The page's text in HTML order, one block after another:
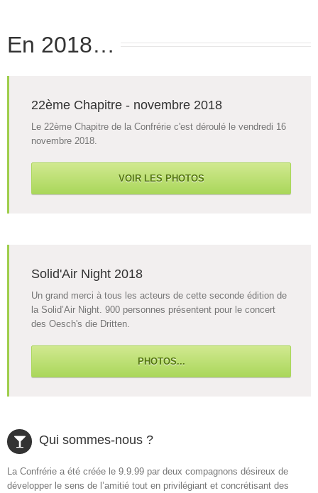
En 2018…
22ème Chapitre - novembre 2018
Le 22ème Chapitre de la Confrérie c'est déroulé le vendredi 16
novembre 2018.
VOIR LES PHOTOS
Solid'Air Night 2018
Un grand merci à tous les acteurs de cette seconde édition de
la Solid’Air Night. 900 personnes présentent pour le concert
des Oesch's die Dritten.
PHOTOS...
Qui sommes-nous ?
La Confrérie a été créée le 9.9.99 par deux compagnons désireux de
développer le sens de l’amitié tout en privilégiant et concrétisant des